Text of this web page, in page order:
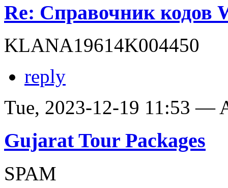
Re: Справочник кодов
KLANA19614K004450
reply
Tue, 2023-12-19 11:53 —
Gujarat Tour Packages
SPAM